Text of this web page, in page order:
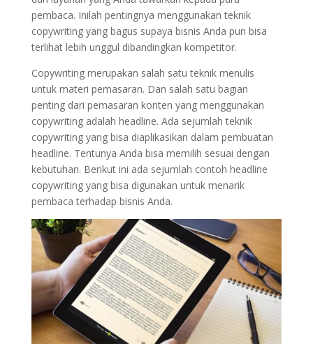
pembaca. Inilah pentingnya menggunakan teknik
copywriting yang bagus supaya bisnis Anda pun bisa
terlihat lebih unggul dibandingkan kompetitor.
Copywriting merupakan salah satu teknik menulis
untuk materi pemasaran. Dan salah satu bagian
penting dari pemasaran konten yang menggunakan
copywriting adalah headline. Ada sejumlah teknik
copywriting yang bisa diaplikasikan dalam pembuatan
headline. Tentunya Anda bisa memilih sesuai dengan
kebutuhan. Berikut ini ada sejumlah contoh headline
copywriting yang bisa digunakan untuk menarik
pembaca terhadap bisnis Anda.